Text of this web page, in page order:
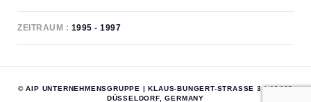
ZEITRAUM 1995 - 1997
© AIP UNTERNEHMENSGRUPPE | KLAUS-BUNGERT-STRASSE 3 | 40468 D
ÜSSELDORF, GERMANY